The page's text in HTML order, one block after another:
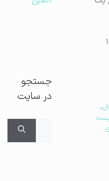
جستجو
در سایت